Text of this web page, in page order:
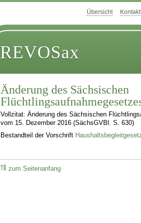
Übersicht Kontakt
REVOSax
Änderung des Sächsischen
Vollzitat: Änderung des Sächsischen
vom 15. Dezember 2016 (SächsGVBl. S. 630)
Bestandteil der Vorschrift
zum Seitenanfang